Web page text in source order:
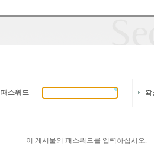
패스워드
이 게시물의 패스워드를 입력하십시오.